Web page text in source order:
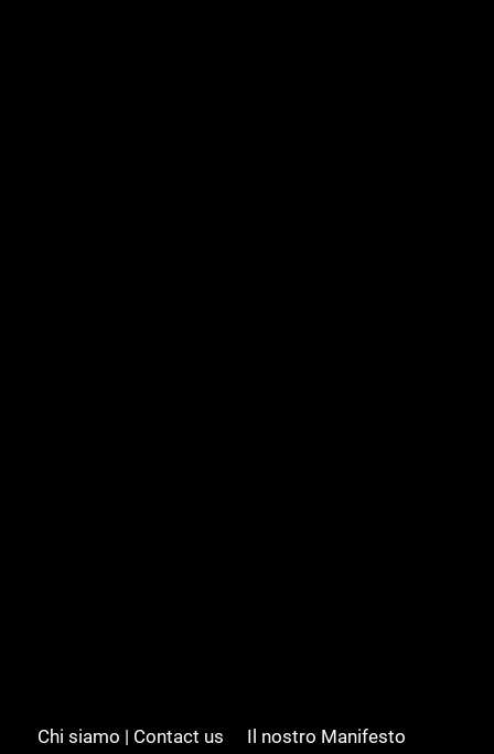
Chi siamo | Contact us Il nostro Manifesto